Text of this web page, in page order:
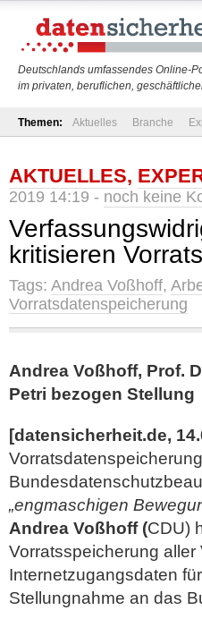
Deutschlands umfassendes Online-
im privaten, beruflichen,
Themen: Aktuelles Branche
AKTUELLES,
2019 14:19 - noch keine
kritisieren
Tags: Andrea Voßhoff,
Vorratsdatenspeicherung
Andrea Voßhoff, Prof.
Petri bezogen Stellung
[datensicherheit.de,
„engmaschigen
Andrea Voßhoff (CDU)
Vorratsspeicherung
Internetzugangsdaten
Stellungnahme an das